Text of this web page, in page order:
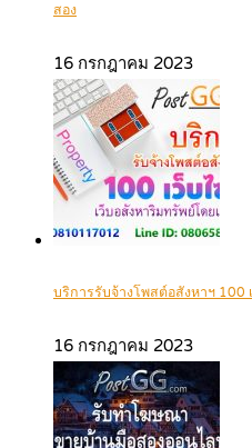
สอง
16 กรกฎาคม 2023
บริการรับจ้างโพสต์อสังหาฯ 100
16 กรกฎาคม 2023